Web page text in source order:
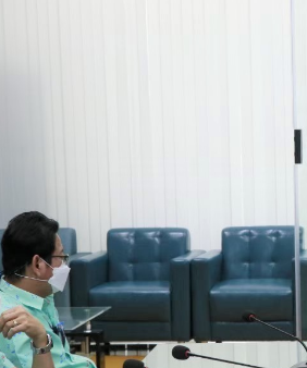
เนินงานจัดซื้อจัดจ้างในรอบเดือน (สข
รเสนอราคา
ลาง
วนประกวดราคา (e-bidding)
เชิญชวน